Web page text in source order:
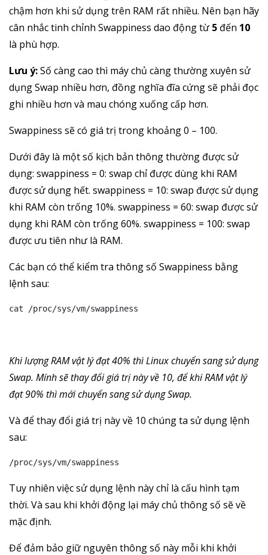
chậm hơn khi sử dụng trên RAM rất nhiều. Nên bạn hãy
cân nhắc tinh chỉnh Swappiness dao động từ 5 đến 10
là phù hợp.
Lưu ý:Số càng cao thì máy chủ càng thường xuyên sử
dụng Swap nhiều hơn, đồng nghĩa đĩa cứng sẽ phải đọc
ghi nhiều hơn và mau chóng xuống cấp hơn.
Swappiness sẽ có giá trị trong khoảng 0 – 100.
Dưới đây là một số kịch bản thông thường được sử
dụng: swappiness = 0: swap chỉ được dùng khi RAM
được sử dụng hết. swappiness = 10: swap được sử dụng
khi RAM còn trống 10%. swappiness = 60: swap được sử
dụng khi RAM còn trống 60%. swappiness = 100: swap
được ưu tiên như là RAM.
Các bạn có thể kiểm tra thông số Swappiness bằng
lệnh sau:
cat /proc/sys/vm/swappiness
Khi lượng RAM vật lý đạt 40% thì Linux chuyển sang sử dụng
Swap. Mính sẽ thay đổi giá trị này về 10, để khi RAM vật lý
đạt 90% thì mới chuyển sang sử dụng Swap.
Và để thay đổi giá trị này về 10 chúng ta sử dụng lệnh
sau:
/proc/sys/vm/swappiness
Tuy nhiên việc sử dụng lệnh này chỉ là cấu hình tạm
thời. Và sau khi khởi động lại máy chủ thông số sẽ về
mặc định.
Để đảm bảo giữ nguyên thông số này mỗi khi khởi